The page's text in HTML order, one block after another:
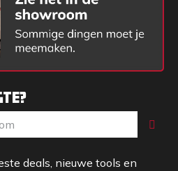
deals, nieuwe tools en